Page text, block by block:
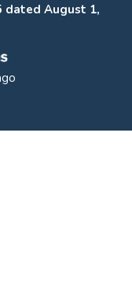
dated August 1,